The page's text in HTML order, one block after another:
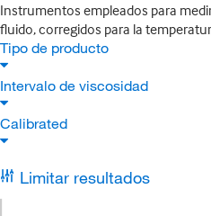
Instrumentos empleados para
fluido, corregidos para la
Tipo de producto
Intervalo de viscosidad
Calibrated
Limitar resultados